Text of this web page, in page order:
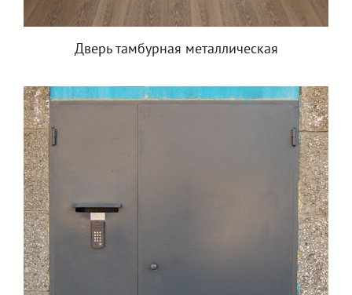
Дверь тамбурная металлическая